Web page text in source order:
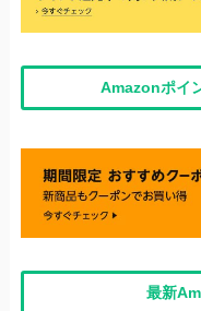
Amazonポイ
最新